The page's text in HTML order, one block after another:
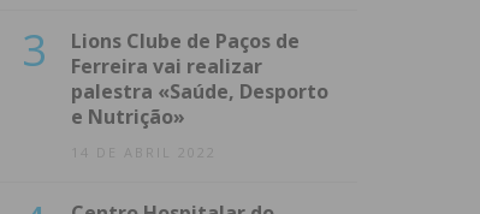
3
Lions Clube de Paços de
Ferreira vai realizar
palestra «Saúde, Desporto
e Nutrição»
14 DE ABRIL 2022